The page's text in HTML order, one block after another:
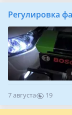
Регулировка
7 августа
19
0